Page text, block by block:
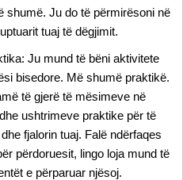
shumë. Ju do të përmirësoni në
tuaj të dëgjimit.
Ju mund të bëni aktivitete
bisedore. Më shumë praktikë.
të gjerë të mësimeve në
ushtrimeve praktike për të
fjalorin tuaj. Falë ndërfaqes
përdoruesit, lingo loja mund të
e përparuar njësoj.